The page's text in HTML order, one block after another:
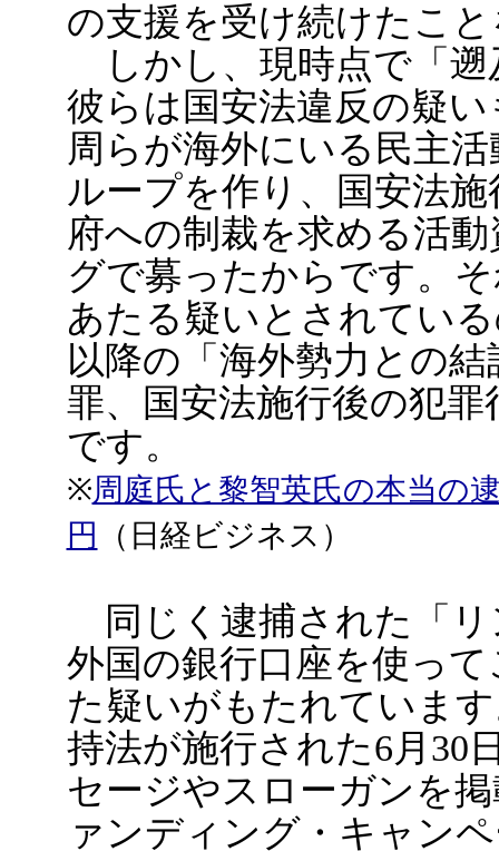
の支援を受け続けたこ
しかし、現時点で「遡
彼らは国安法違反の疑
周らが海外にいる民主
ループを作り、国安法
府への制裁を求める活
グで募ったからです。
あたる疑いとされてい
以降の「海外勢力との
罪、国安法施行後の犯
です。
※周庭氏と黎智英氏の本当の
円
（日経ビジネス）
同じく逮捕された「リ
外国の銀行口座を使っ
た疑いがもたれていま
持法が施行された6月30
セージやスローガンを
ァンディング・キャン